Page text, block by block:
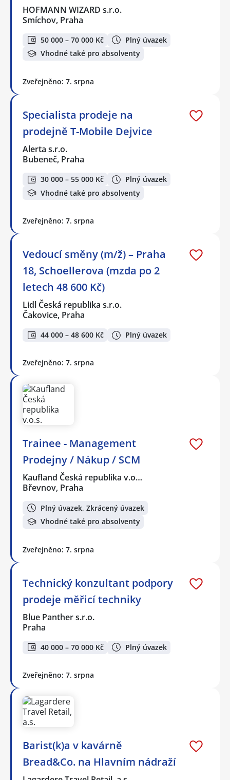
HOFMANN WIZARD s.r.o.
Smíchov, Praha
50 000 – 70 000 Kč
Plný úvazek
Vhodné také pro absolventy
Zveřejněno: 7. srpna
Specialista prodeje na
prodejně T-Mobile Dejvice
Alerta s.r.o.
Bubeneč, Praha
30 000 – 55 000 Kč
Plný úvazek
Vhodné také pro absolventy
Zveřejněno: 7. srpna
Vedoucí směny (m/ž) – Praha
18, Schoellerova (mzda po 2
letech 48 600 Kč)
Lidl Česká republika s.r.o.
Čakovice, Praha
44 000 – 48 600 Kč Plný úvazek
Zveřejněno: 7. srpna
Trainee - Management
Prodejny / Nákup / SCM
Kaufland Česká republika v.o…
Břevnov, Praha
Plný úvazek, Zkrácený úvazek
Vhodné také pro absolventy
Zveřejněno: 7. srpna
Technický konzultant podpory
prodeje měřicí techniky
Blue Panther s.r.o.
Praha
40 000 – 70 000 Kč Plný úvazek
Zveřejněno: 7. srpna
Barist(k)a v kavárně
Bread&Co. na Hlavním nádraží